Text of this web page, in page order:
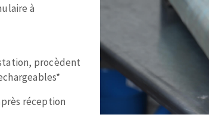
LIMPEZA
à
procèdent
réception